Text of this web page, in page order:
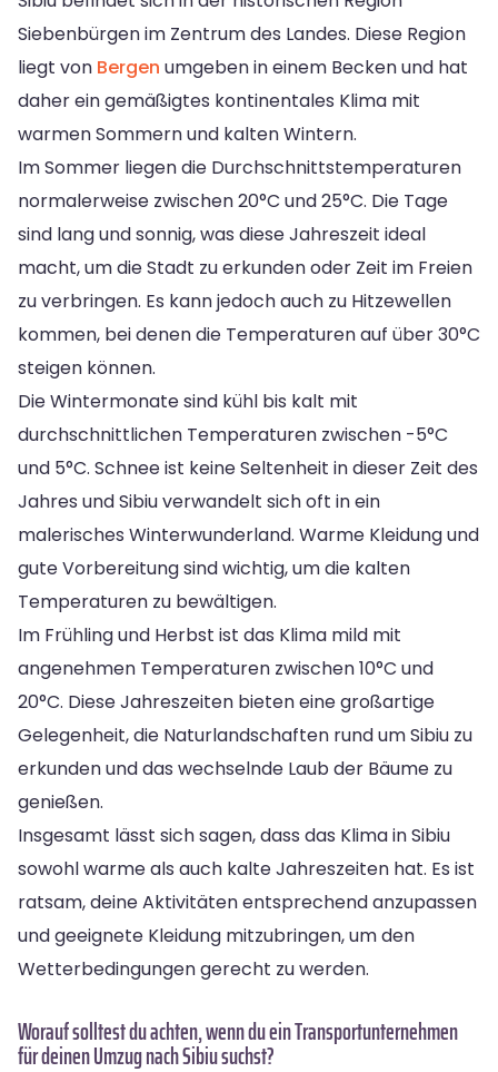
Siebenbürgen im Zentrum des Landes. Diese Region
liegt von Bergen umgeben in einem Becken und hat
daher ein gemäßigtes kontinentales Klima mit
warmen Sommern und kalten Wintern.
Im Sommer liegen die Durchschnittstemperaturen
normalerweise zwischen 20°C und 25°C. Die Tage
sind lang und sonnig, was diese Jahreszeit ideal
macht, um die Stadt zu erkunden oder Zeit im Freien
zu verbringen. Es kann jedoch auch zu Hitzewellen
kommen, bei denen die Temperaturen auf über 30°C
steigen können.
Die Wintermonate sind kühl bis kalt mit
durchschnittlichen Temperaturen zwischen -5°C
und 5°C. Schnee ist keine Seltenheit in dieser Zeit des
Jahres und Sibiu verwandelt sich oft in ein
malerisches Winterwunderland. Warme Kleidung und
gute Vorbereitung sind wichtig, um die kalten
Temperaturen zu bewältigen.
Im Frühling und Herbst ist das Klima mild mit
angenehmen Temperaturen zwischen 10°C und
20°C. Diese Jahreszeiten bieten eine großartige
Gelegenheit, die Naturlandschaften rund um Sibiu zu
erkunden und das wechselnde Laub der Bäume zu
genießen.
Insgesamt lässt sich sagen, dass das Klima in Sibiu
sowohl warme als auch kalte Jahreszeiten hat. Es ist
ratsam, deine Aktivitäten entsprechend anzupassen
und geeignete Kleidung mitzubringen, um den
Wetterbedingungen gerecht zu werden.
Worauf solltest du achten, wenn du ein Transportunternehmen
für deinen Umzug nach Sibiu suchst?